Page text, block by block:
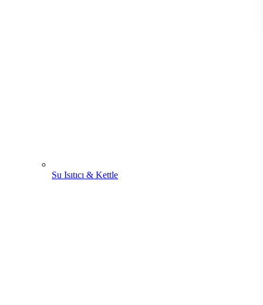
Su Isıtıcı & Kettle